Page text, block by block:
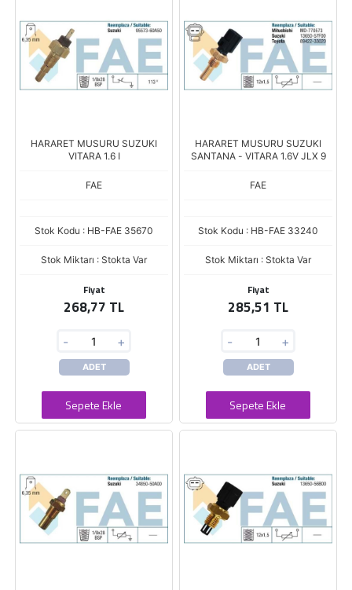
HARARET MUSURU SUZUKI
VITARA 1.6 I
FAE
Stok Kodu : HB-FAE 35670
Stok Miktarı : Stokta Var
Fiyat
268,77 TL
- +
ADET
Sepete Ekle
HARARET MUSURU SUZUKI
SANTANA - VITARA 1.6V JLX 9
FAE
Stok Kodu : HB-FAE 33240
Stok Miktarı : Stokta Var
Fiyat
285,51 TL
- +
ADET
Sepete Ekle